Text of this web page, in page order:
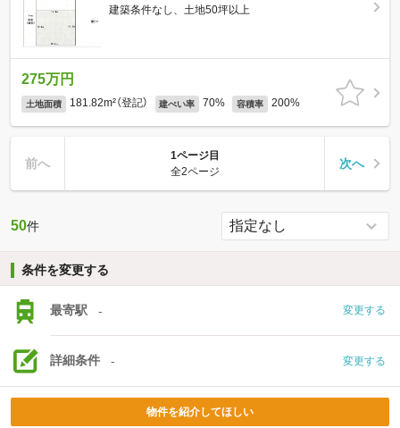
建築条件なし、土地50坪以上
275万円
土地面積 181.82m²（登記） 建ぺい率 70% 容積率 200%
前へ
1ページ目
全2ページ
次へ
50件
条件を変更する
最寄駅 - 変更する
詳細条件 - 変更する
物件を紹介してほしい